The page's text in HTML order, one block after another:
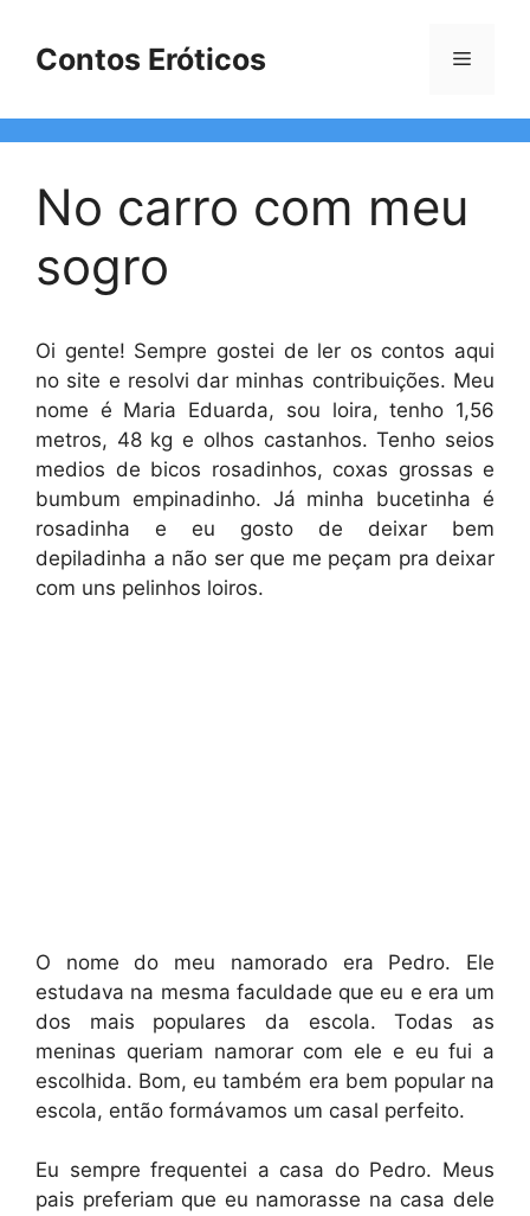
Contos Eróticos Menu
No carro com meu
sogro
Oi gente! Sempre gostei de ler os contos aqui
no site e resolvi dar minhas contribuições. Meu
nome é Maria Eduarda, sou loira, tenho 1,56
metros, 48 kg e olhos castanhos. Tenho seios
medios de bicos rosadinhos, coxas grossas e
bumbum empinadinho. Já minha bucetinha é
rosadinha e eu gosto de deixar bem
depiladinha a não ser que me peçam pra deixar
com uns pelinhos loiros.
O nome do meu namorado era Pedro. Ele
estudava na mesma faculdade que eu e era um
dos mais populares da escola. Todas as
meninas queriam namorar com ele e eu fui a
escolhida. Bom, eu também era bem popular na
escola, então formávamos um casal perfeito.
Eu sempre frequentei a casa do Pedro. Meus
pais preferiam que eu namorasse na casa dele